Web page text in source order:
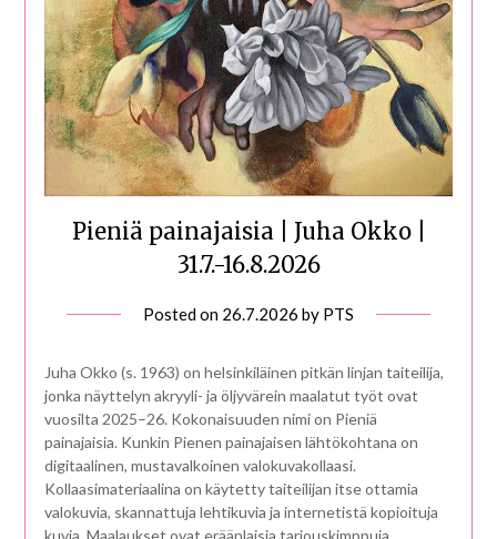
Pieniä painajaisia | Juha Okko |
31.7.-16.8.2026
Posted on 26.7.2026 by PTS
Juha Okko (s. 1963) on helsinkiläinen pitkän linjan taiteilija,
jonka näyttelyn akryyli- ja öljyvärein maalatut työt ovat
vuosilta 2025–26. Kokonaisuuden nimi on Pieniä
painajaisia. Kunkin Pienen painajaisen lähtökohtana on
digitaalinen, mustavalkoinen valokuvakollaasi.
Kollaasimateriaalina on käytetty taiteilijan itse ottamia
valokuvia, skannattuja lehtikuvia ja internetistä kopioituja